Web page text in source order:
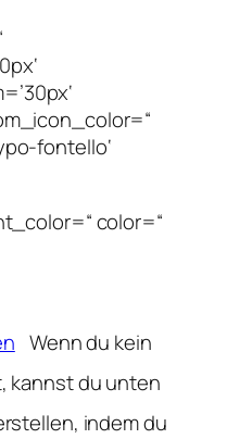
fontello‘
color=“
kannst du unten
indem du